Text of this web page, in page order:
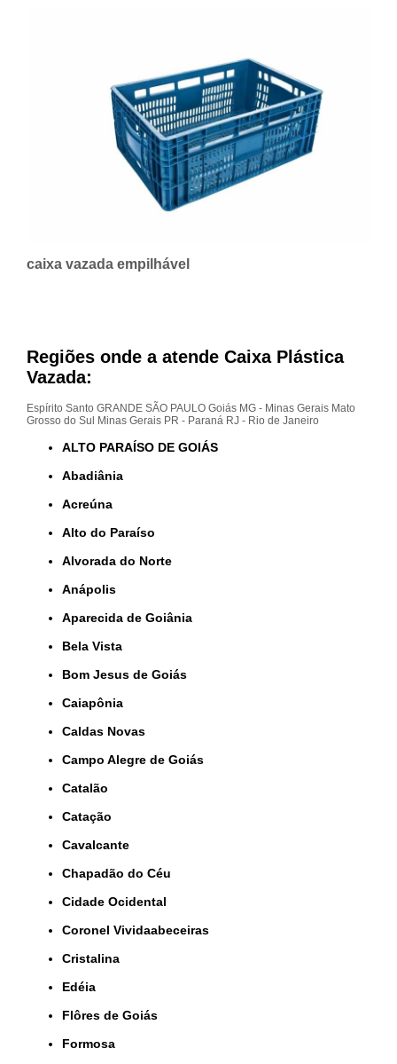
caixa vazada empilhável
Regiões onde a atende Caixa Plástica
Vazada:
Espírito Santo GRANDE SÃO PAULO Goiás MG - Minas Gerais Mato
Grosso do Sul
Minas Gerais PR - Paraná RJ - Rio de Janeiro
ALTO PARAÍSO DE GOIÁS
Abadiânia
Acreúna
Alto do Paraíso
Alvorada do Norte
Anápolis
Aparecida de Goiânia
Bela Vista
Bom Jesus de Goiás
Caiapônia
Caldas Novas
Campo Alegre de Goiás
Catalão
Catação
Cavalcante
Chapadão do Céu
Cidade Ocidental
Coronel Vividaabeceiras
Cristalina
Edéia
Flôres de Goiás
Formosa